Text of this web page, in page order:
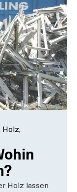
Holz,
Holz lassen